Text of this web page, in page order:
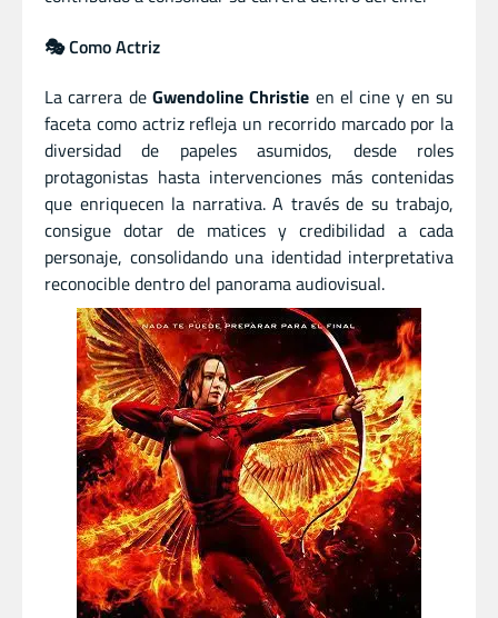
🎭 Como Actriz
La carrera de Gwendoline Christie en el cine y en su
faceta como actriz refleja un recorrido marcado por la
diversidad de papeles asumidos, desde roles
protagonistas hasta intervenciones más contenidas
que enriquecen la narrativa. A través de su trabajo,
consigue dotar de matices y credibilidad a cada
personaje, consolidando una identidad interpretativa
reconocible dentro del panorama audiovisual.